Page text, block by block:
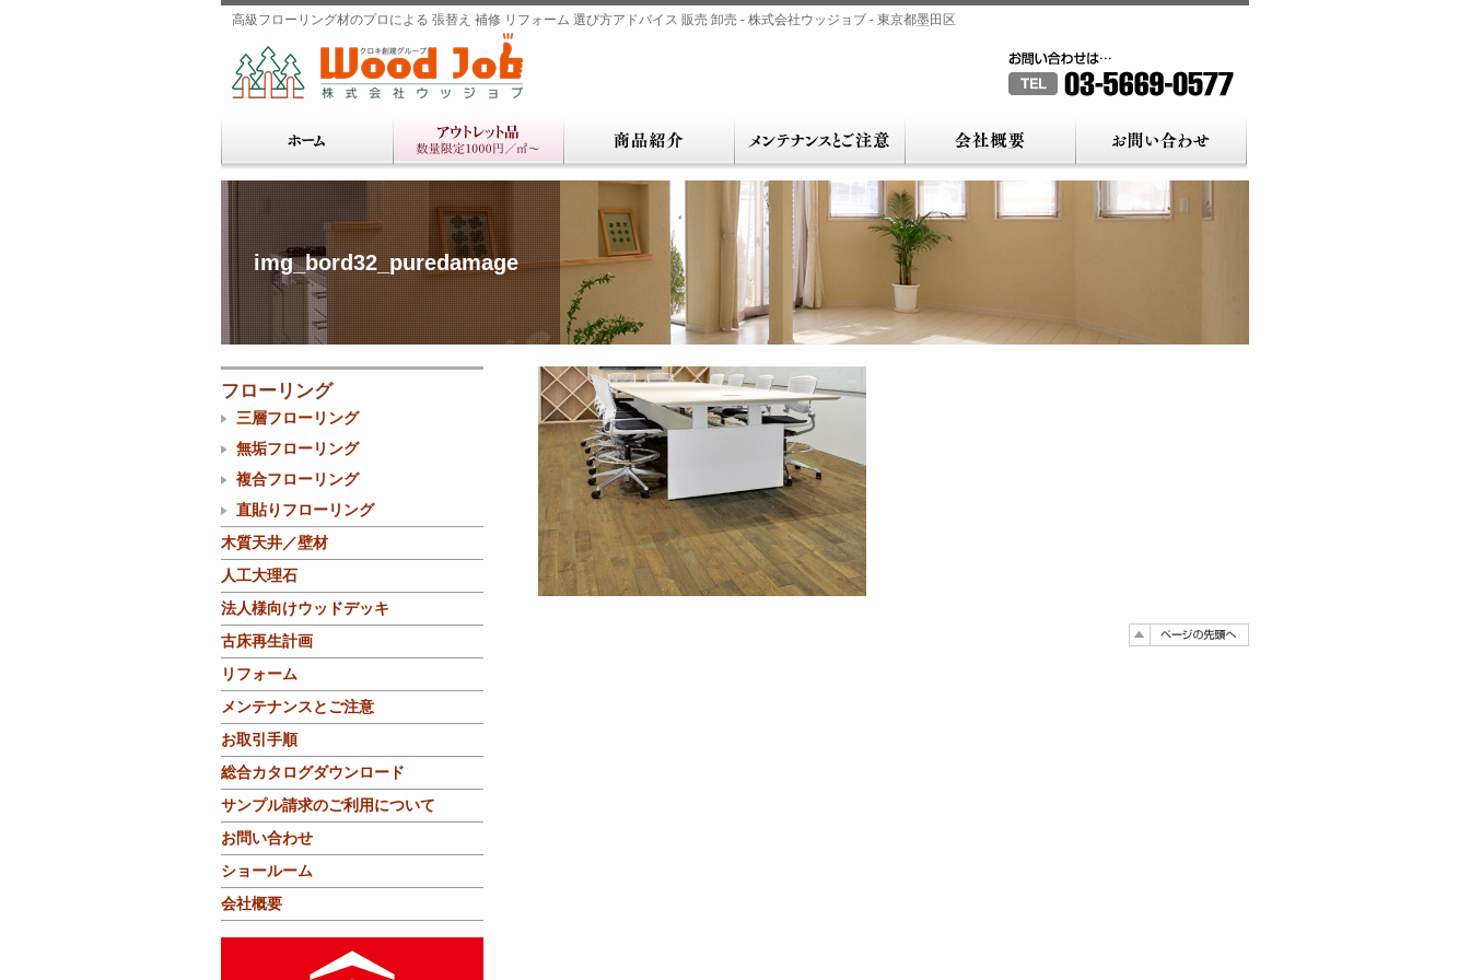
高級フローリング材のプロによる 張替え 補修 リフォーム 選び方アドバイス 販売 卸売 - 株式会社ウッジョブ - 東京都墨田区
img_bord32_puredamage
フローリング
三層フローリング
無垢フローリング
複合フローリング
直貼りフローリング
木質天井／壁材
人工大理石
法人様向けウッドデッキ
古床再生計画
リフォーム
メンテナンスとご注意
お取引手順
総合カタログダウンロード
サンプル請求のご利用について
お問い合わせ
ショールーム
会社概要